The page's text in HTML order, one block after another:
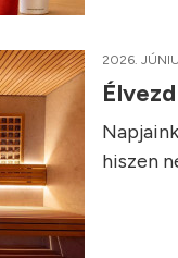
2026.
hiszen